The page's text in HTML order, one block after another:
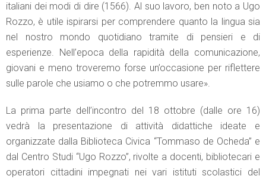
italiani dei modi di dire (1566). Al suo lavoro, ben noto a Ugo
Rozzo, è utile ispirarsi per comprendere quanto la lingua sia
nel nostro mondo quotidiano tramite di pensieri e di
esperienze. Nell’epoca della rapidità della comunicazione,
giovani e meno troveremo forse un’occasione per riflettere
sulle parole che usiamo o che potremmo usare».
La prima parte dell’incontro del 18 ottobre (dalle ore 16)
vedrà la presentazione di attività didattiche ideate e
organizzate dalla Biblioteca Civica “Tommaso de Ocheda” e
dal Centro Studi “Ugo Rozzo”, rivolte a docenti, bibliotecari e
operatori cittadini impegnati nei vari istituti scolastici del